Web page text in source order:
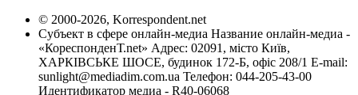
© 2000-2026, Korrespondent.net
Субъект в сфере онлайн-медиа Название онлайн-медиа -
«КореспонденТ.net» Адрес: 02091, місто Київ,
ХАРКІВСЬКЕ ШОСЕ, будинок 172-Б, офіс 208/1 E-mail:
sunlight@mediadim.com.ua Телефон: 044-205-43-00
Идентификатор медиа - R40-06068